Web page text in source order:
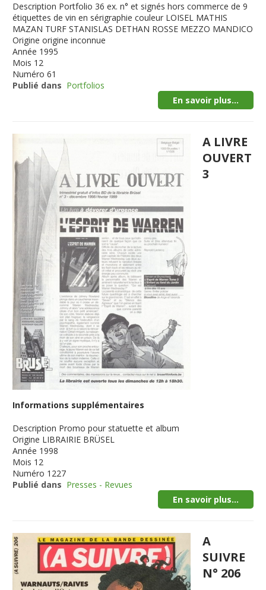
Description Portfolio 36 ex. n° et signés hors commerce de 9
étiquettes de vin en sérigraphie couleur LOISEL MATHIS
MAZAN TURF STANISLAS DETHAN ROSSE MEZZO MANDICO
Origine origine inconnue
Année 1995
Mois 12
Numéro 61
Publié dans Portfolios
En savoir plus...
A LIVRE
OUVERT
3
Informations supplémentaires
Description Promo pour statuette et album
Origine LIBRAIRIE BRÜSEL
Année 1998
Mois 12
Numéro 1227
Publié dans Presses - Revues
En savoir plus...
A
SUIVRE
N° 206